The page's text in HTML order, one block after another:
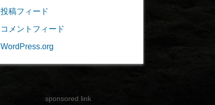
投稿フィード
コメントフィード
WordPress.org
sponsored link